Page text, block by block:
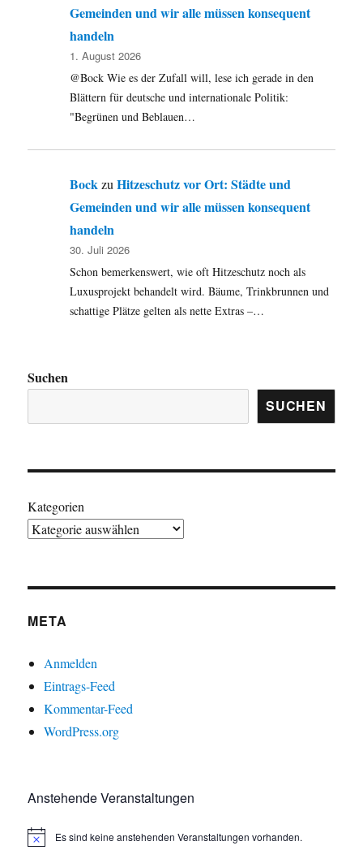
Gemeinden und wir alle müssen konsequent
handeln
1. August 2026
@Bock Wie es der Zufall will, lese ich gerade in den
Blättern für deutsche und internationale Politik:
"Begrünen und Beblauen…
Bock zuHitzeschutz vor Ort: Städte und
Gemeinden und wir alle müssen konsequent
handeln
30. Juli 2026
Schon bemerkenswert, wie oft Hitzeschutz noch als
Luxusprojekt behandelt wird. Bäume, Trinkbrunnen und
schattige Plätze gelten als nette Extras –…
Suchen
SUCHEN
Kategorien
META
Anmelden
Eintrags-Feed
Kommentar-Feed
WordPress.org
Anstehende Veranstaltungen
H
Es sind keine anstehenden Veranstaltungen vorhanden.